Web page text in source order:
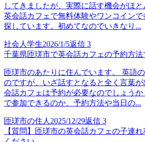
してきましたが、実際に話す機会がほと
英会話カフェで無料体験やワンコイン
探しています。初めてなのでいきなり...
社会人学生2026/1/5返信 3
千葉県匝瑳市で英会話カフェの予約方
匝瑳市のあたりに住んでいます。 英語
のですが、いざ話すとなると全く言葉
会話カフェは予約が必要なのでしょう
で参加できるのか、予約方法や当日の...
匝瑳市の住人 2025/12/29返信 3
【質問】匝瑳市の英会話カフェの子連